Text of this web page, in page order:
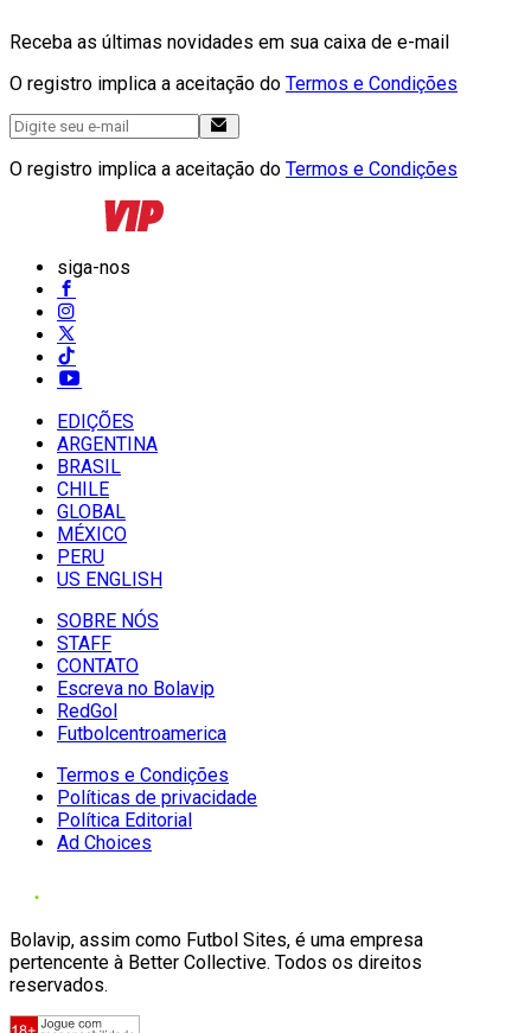
Receba as últimas novidades em sua caixa de e-mail
O registro implica a aceitação do Termos e Condições
O registro implica a aceitação do Termos e Condições
siga-nos
EDIÇÕES
ARGENTINA
BRASIL
CHILE
GLOBAL
MÉXICO
PERU
US ENGLISH
SOBRE NÓS
STAFF
CONTATO
Escreva no Bolavip
RedGol
Futbolcentroamerica
Termos e Condições
Políticas de privacidade
Política Editorial
Ad Choices
Bolavip, assim como Futbol Sites, é uma empresa
pertencente à Better Collective. Todos os direitos
reservados.